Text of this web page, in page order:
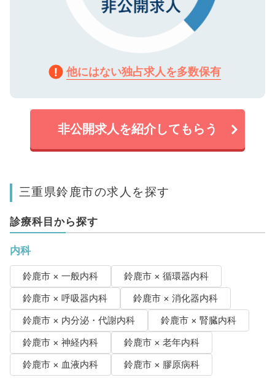
他にはない独占求人を多数保有
非公開求人を紹介してもらう
三重県鈴鹿市の求人を探す
診療科目から探す
内科
鈴鹿市 × 一般内科
鈴鹿市 × 循環器内科
鈴鹿市 × 呼吸器内科
鈴鹿市 × 消化器内科
鈴鹿市 × 内分泌・代謝内科
鈴鹿市 × 腎臓内科
鈴鹿市 × 神経内科
鈴鹿市 × 老年内科
鈴鹿市 × 血液内科
鈴鹿市 × 膠原病科